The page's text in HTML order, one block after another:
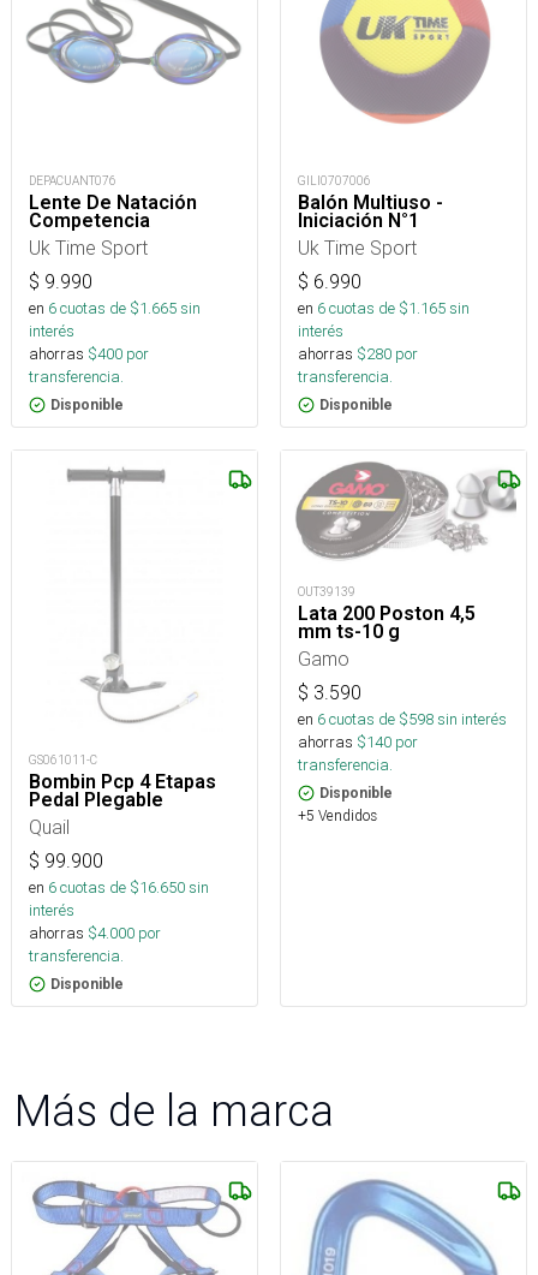
DEPACUANT076
Lente De Natación
Competencia
Uk Time Sport
$ 9.990
en 6cuotas de $1.665sin
interés
ahorras $400 por
transferencia.
Disponible
GILI0707006
Balón Multiuso -
Iniciación N°1
Uk Time Sport
$ 6.990
en 6cuotas de $1.165sin
interés
ahorras $280 por
transferencia.
Disponible
GS061011-C
Bombin Pcp 4 Etapas
Pedal Plegable
Quail
$ 99.900
en 6cuotas de $16.650sin
interés
ahorras $4.000 por
transferencia.
Disponible
OUT39139
Lata 200 Poston 4,5
mm ts-10 g
Gamo
$ 3.590
en 6cuotas de $598sin interés
ahorras $140 por
transferencia.
Disponible
+5 Vendidos
Más de la marca